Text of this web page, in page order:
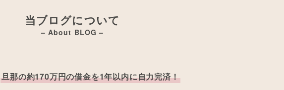
当ブログについて
– About BLOG –
旦那の約170万円の借金を1年以内に自力完済！